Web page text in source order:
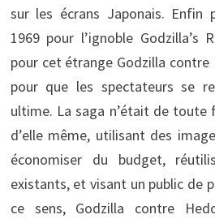
sur les écrans Japonais. Enfin
1969 pour l’ignoble Godzilla’s
pour cet étrange Godzilla
pour que les spectateurs se
ultime. La saga n’était de toute
d’elle même, utilisant des
économiser du budget,
existants, et visant un public de
ce sens, Godzilla contre